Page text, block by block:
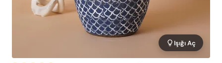
Işığı Aç